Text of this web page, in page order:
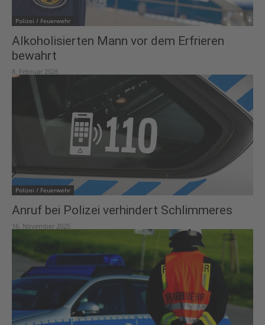
Polizei / Feuerwehr
Alkoholisierten Mann vor dem Erfrieren
bewahrt
8. Februar 2026
Polizei / Feuerwehr
Anruf bei Polizei verhindert Schlimmeres
16. November 2025